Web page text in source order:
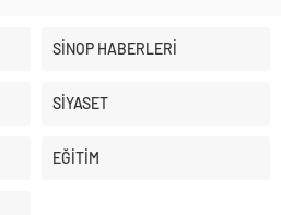
SİNOP HABERLERİ
SİYASET
EĞİTİM